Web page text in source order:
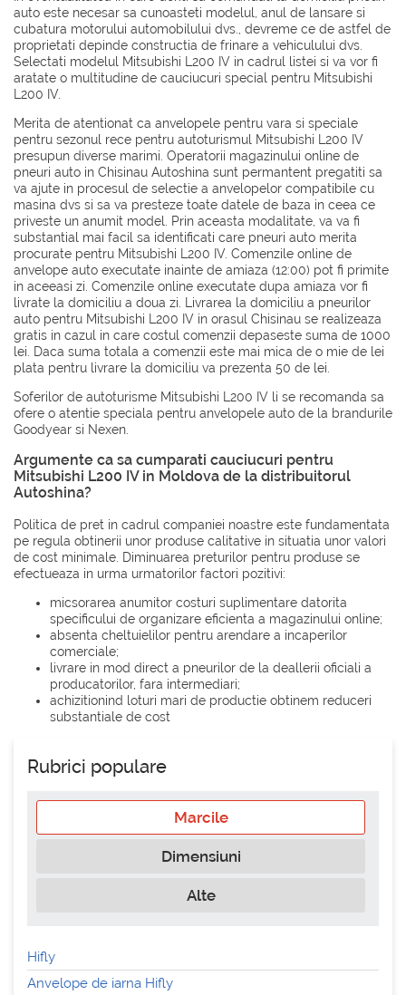
auto este necesar sa cunoasteti modelul, anul de lansare si
cubatura motorului automobilului dvs., devreme ce de astfel de
proprietati depinde constructia de frinare a vehiculului dvs.
Selectati modelul Mitsubishi L200 IV in cadrul listei si va vor fi
aratate o multitudine de cauciucuri special pentru Mitsubishi
L200 IV.
Merita de atentionat ca anvelopele pentru vara si speciale
pentru sezonul rece pentru autoturismul Mitsubishi L200 IV
presupun diverse marimi. Operatorii magazinului online de
pneuri auto in Chisinau Autoshina sunt permantent pregatiti sa
va ajute in procesul de selectie a anvelopelor compatibile cu
masina dvs si sa va presteze toate datele de baza in ceea ce
priveste un anumit model. Prin aceasta modalitate, va va fi
substantial mai facil sa identificati care pneuri auto merita
procurate pentru Mitsubishi L200 IV. Comenzile online de
anvelope auto executate inainte de amiaza (12:00) pot fi primite
in aceeasi zi. Comenzile online executate dupa amiaza vor fi
livrate la domiciliu a doua zi. Livrarea la domiciliu a pneurilor
auto pentru Mitsubishi L200 IV in orasul Chisinau se realizeaza
gratis in cazul in care costul comenzii depaseste suma de 1000
lei. Daca suma totala a comenzii este mai mica de o mie de lei
plata pentru livrare la domiciliu va prezenta 50 de lei.
Soferilor de autoturisme Mitsubishi L200 IV li se recomanda sa
ofere o atentie speciala pentru anvelopele auto de la brandurile
Goodyear si Nexen
Argumente ca sa cumparati cauciucuri pentru
Mitsubishi L200 IV in Moldova de la distribuitorul
Autoshina?
Politica de pret in cadrul companiei noastre este fundamentata
pe regula obtinerii unor produse calitative in situatia unor valori
de cost minimale. Diminuarea preturilor pentru produse se
efectueaza in urma urmatorilor factori pozitivi:
micsorarea anumitor costuri suplimentare datorita
specificului de organizare eficienta a magazinului online;
absenta cheltuielilor pentru arendare a incaperilor
comerciale;
livrare in mod direct a pneurilor de la deallerii oficiali a
producatorilor, fara intermediari;
achizitionind loturi mari de productie obtinem reduceri
substantiale de cost
Rubrici populare
Marcile
Dimensiuni
Alte
Hifly
Anvelope de iarna Hifly